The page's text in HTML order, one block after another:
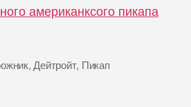
американксого пикапа
, Дейтройт, Пикап